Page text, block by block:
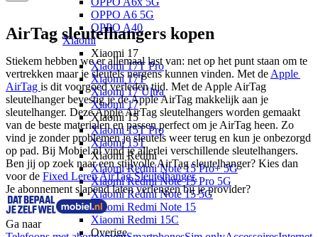
OPPO A6 5G
OPPO A40
Xiaomi
Xiaomi 17
Xiaomi 17T Pro
Xiaomi 17T
Xiaomi 17 Ultra
Xiaomi 17
Xiaomi 15
Xiaomi 15T Pro
Xiaomi 15T
Xiaomi Redmi
Xiaomi Redmi Note 15 Pro+ 5G
Xiaomi Redmi Note 15 Pro 5G
Xiaomi Redmi Note 15 5G
Xiaomi Redmi Note 15
Xiaomi Redmi 15C
Overige
AirTag sleutelhangers kopen
Stiekem hebben we er allemaal last van: net op het punt staan om te
vertrekken maar je sleutels nergens kunnen vinden. Met de Apple
AirTag is dit voorgoed verleden tijd. Met de Apple AirTag
sleutelhanger bevestig je de Apple AirTag makkelijk aan je
sleutelhanger. Deze Apple AirTag sleutelhangers worden gemaakt
van de beste materialen en passen perfect om je AirTag heen. Zo
vind je zonder problemen je sleutels weer terug en kun je onbezorgd
op pad. Bij Mobiel.nl vind je allerlei verschillende sleutelhangers.
Ben jij op zoek naar een stijlvolle AirTag sleutelhanger? Kies dan
voor de Fixed Leren AirTag Sleutelhanger.
Je abonnement slapend laten verlengen bij je provider?
Ga naar